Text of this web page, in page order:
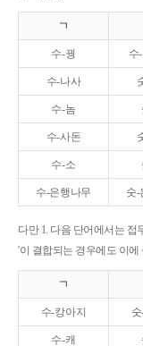
ㄱ
수-꿩 수
수-나사
수-놈
수-사돈
수-소
수-은행나무 숫-
다만 1. 다음 단어에서는 접
'이 결합되는 경우에도 이에
ㄱ
수-캉아지
수-캐